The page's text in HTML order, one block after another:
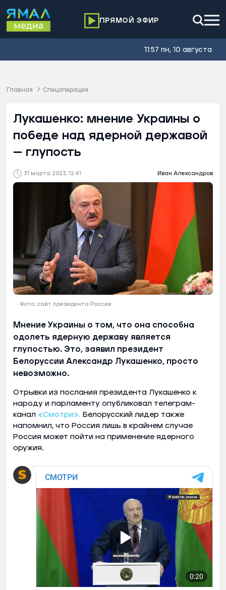
ПРЯМОЙ ЭФИР
11:57 пн, 10 августа
Главная Спецоперация
31 марта 2023, 12:41 Иван Александров
Лукашенко: мнение Украины о
победе над ядерной державой
— глупость
Фото: сайт президента России
Мнение Украины о том, что она способна
одолеть ядерную державу является
глупостью. Это, заявил президент
Белоруссии Александр Лукашенко, просто
невозможно.
Отрывки из послания президента Лукашенко к
народу и парламенту опубликовал телеграм-
канал «Смотри». Белорусский лидер также
напомнил, что Россия лишь в крайнем случае
Россия может пойти на применение ядерного
оружия.